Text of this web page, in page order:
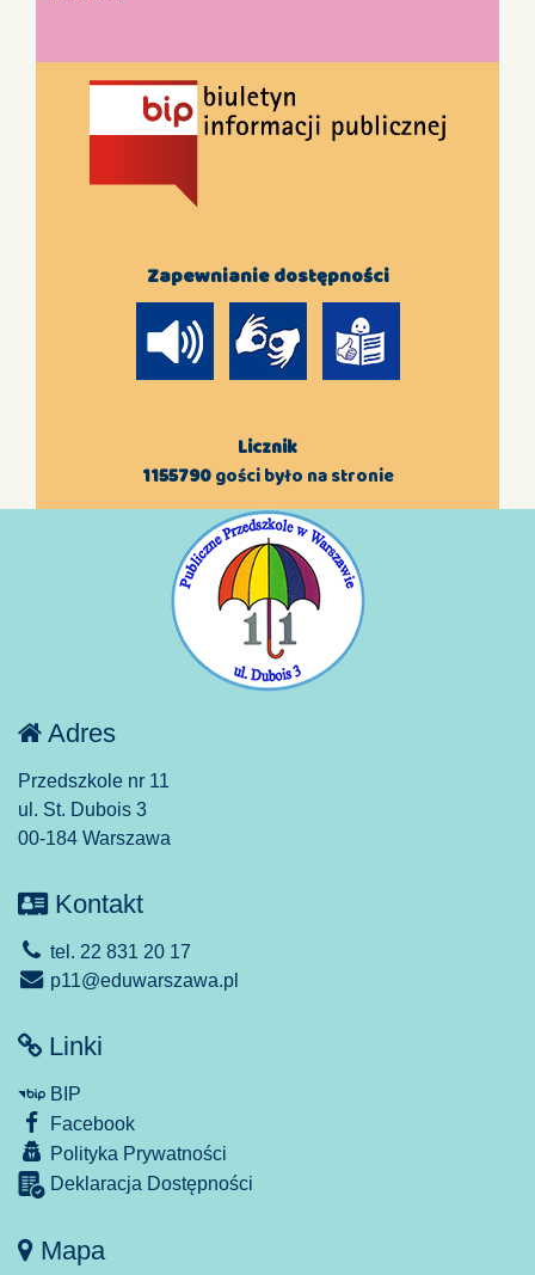
Zapewnianie dostępności
Licznik
1155790gości było na stronie
Adres
Przedszkole nr 11
ul. St. Dubois 3
00-184 Warszawa
Kontakt
tel. 22 831 20 17
p11@eduwarszawa.pl
Linki
BIP
Facebook
Polityka Prywatności
Deklaracja Dostępności
Mapa